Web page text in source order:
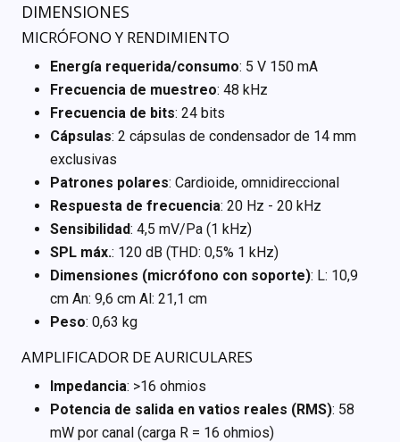
DIMENSIONES
MICRÓFONO Y RENDIMIENTO
Energía requerida/consumo: 5 V 150 mA
Frecuencia de muestreo: 48 kHz
Frecuencia de bits: 24 bits
Cápsulas: 2 cápsulas de condensador de 14 mm
exclusivas
Patrones polares: Cardioide, omnidireccional
Respuesta de frecuencia: 20 Hz - 20 kHz
Sensibilidad: 4,5 mV/Pa (1 kHz)
SPL máx.: 120 dB (THD: 0,5% 1 kHz)
Dimensiones (micrófono con soporte): L: 10,9
cm An: 9,6 cm Al: 21,1 cm
Peso: 0,63 kg
AMPLIFICADOR DE AURICULARES
Impedancia: >16 ohmios
Potencia de salida en vatios reales (RMS): 58
mW por canal (carga R = 16 ohmios)